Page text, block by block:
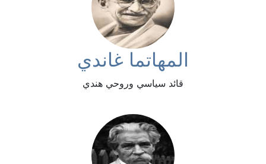
المهاتما غاندي
قائد سياسي وروحي هندي